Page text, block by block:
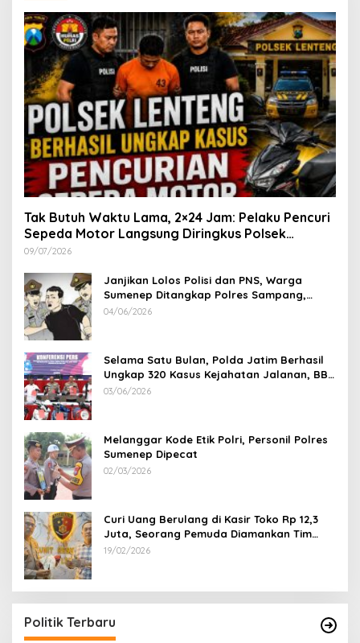
Tak Butuh Waktu Lama, 2×24 Jam: Pelaku Pencuri
Sepeda Motor Langsung Diringkus Polsek
Lenteng di Wilayah Manding
09/07/2026
Janjikan Lolos Polisi dan PNS, Warga
Sumenep Ditangkap Polres Sampang,
Korban Rugi Rp 600 juta
04/06/2026
Selama Satu Bulan, Polda Jatim Berhasil
Ungkap 320 Kasus Kejahatan Jalanan, BB
100 Sepeda Motor dan 12 Mobil Diamankan
03/06/2026
Melanggar Kode Etik Polri, Personil Polres
Sumenep Dipecat
02/03/2026
Curi Uang Berulang di Kasir Toko Rp 12,3
Juta, Seorang Pemuda Diamankan Tim
Reskrim Polsek Lenteng Sumenep
19/02/2026
Politik Terbaru